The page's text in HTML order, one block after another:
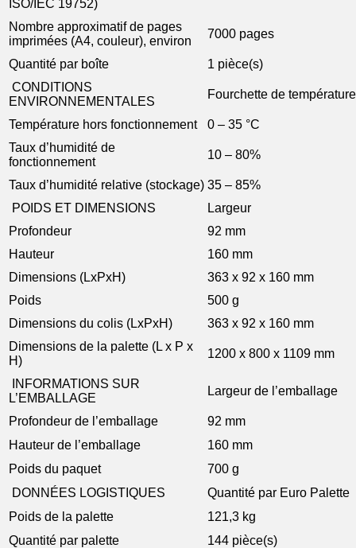
ISO/IEC 19752)
Nombre approximatif de pages
imprimées (A4, couleur), environ
7000 pages
Quantité par boîte
1 pièce(s)
CONDITIONS
ENVIRONNEMENTALES
Fourchette de
Température hors fonctionnement
0 – 35 °C
Taux d’humidité de
fonctionnement
10 – 80%
Taux d’humidité relative (stockage) 35 – 85%
POIDS ET DIMENSIONS
Largeur
Profondeur
92 mm
Hauteur
160 mm
Dimensions (LxPxH)
363 x 92 x 160 mm
Poids
500 g
Dimensions du colis (LxPxH)
363 x 92 x 160 mm
Dimensions de la palette (L x P x
H)
1200 x 800 x 1109 mm
INFORMATIONS SUR
L’EMBALLAGE
Largeur de l’emballage
Profondeur de l’emballage
92 mm
Hauteur de l’emballage
160 mm
Poids du paquet
700 g
DONNÉES LOGISTIQUES
Quantité par Euro Palette
Poids de la palette
121,3 kg
Quantité par palette
144 pièce(s)